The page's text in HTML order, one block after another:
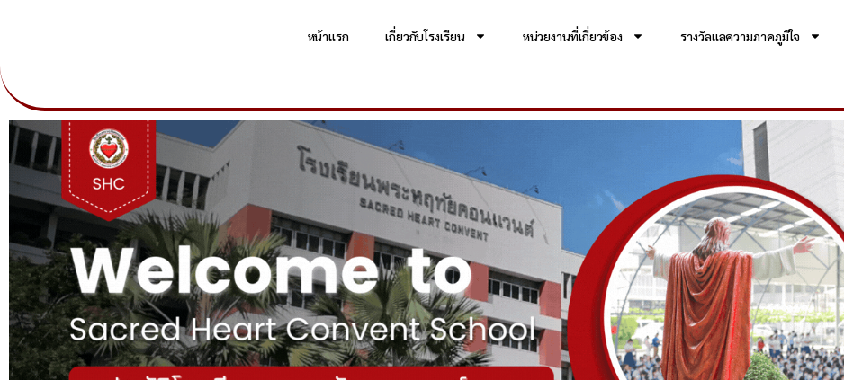
หน้าแรก เกี่ยวกับโรงเรียน หน่วยงานที่เกี่ยวข้อง รางวัลแลความภาคภูมิใจ